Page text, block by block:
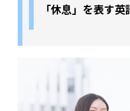
「休息」を表す